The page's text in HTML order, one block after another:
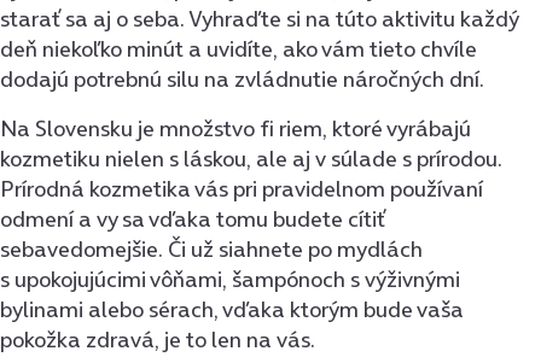
starať sa aj o seba. Vyhraďte si na túto aktivitu každý
deň niekoľko minút a uvidíte, ako vám tieto chvíle
dodajú potrebnú silu na zvládnutie náročných dní.
Na Slovensku je množstvo fi riem, ktoré vyrábajú
kozmetiku nielen s láskou, ale aj v súlade s prírodou.
Prírodná kozmetika vás pri pravidelnom používaní
odmení a vy sa vďaka tomu budete cítiť
sebavedomejšie. Či už siahnete po mydlách
s upokojujúcimi vôňami, šampónoch s výživnými
bylinami alebo sérach, vďaka ktorým bude vaša
pokožka zdravá, je to len na vás.